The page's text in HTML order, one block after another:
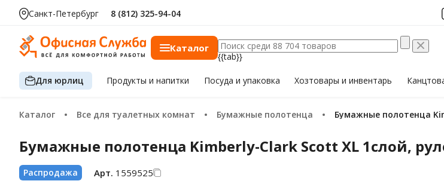
Санкт-Петербург 8 (812) 325-94-04
Каталог
{{tab}}
Для юрлиц Продуктыи напитки Посуда и упаковка Хозтоварыи инвентарь
Каталог Все для туалетных комнат Бумажные полотенца Бумажные полотенца
Бумажные полотенца Kimberly-Clark Scott XL 1слой,
за шт.
Распродажа Арт. 1559525